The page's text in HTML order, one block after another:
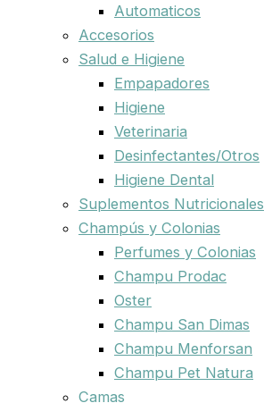
Automaticos
Accesorios
Salud e Higiene
Empapadores
Higiene
Veterinaria
Desinfectantes/Otros
Higiene Dental
Suplementos Nutricionales
Champús y Colonias
Perfumes y Colonias
Champu Prodac
Oster
Champu San Dimas
Champu Menforsan
Champu Pet Natura
Camas